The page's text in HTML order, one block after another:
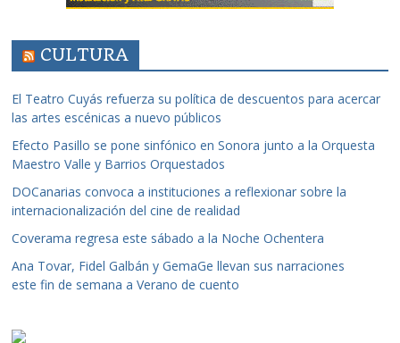
CULTURA
El Teatro Cuyás refuerza su política de descuentos para acercar
las artes escénicas a nuevo públicos
Efecto Pasillo se pone sinfónico en Sonora junto a la Orquesta
Maestro Valle y Barrios Orquestados
DOCanarias convoca a instituciones a reflexionar sobre la
internacionalización del cine de realidad
Coverama regresa este sábado a la Noche Ochentera
Ana Tovar, Fidel Galbán y GemaGe llevan sus narraciones
este fin de semana a Verano de cuento